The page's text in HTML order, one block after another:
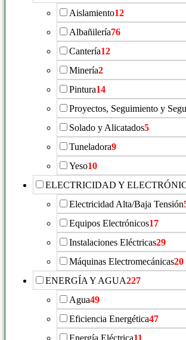
Aislamiento12
Albañilería76
Cantería12
Minería2
Pintura14
Proyectos, Seguimiento y
Solado y Alicatados5
Tuneladora9
Yeso10
ELECTRICIDAD Y
Electricidad Alta/Baja Tensión
Equipos Electrónicos17
Instalaciones Eléctricas29
Máquinas Electromecánicas20
ENERGÍA Y AGUA227
Agua49
Eficiencia Energética47